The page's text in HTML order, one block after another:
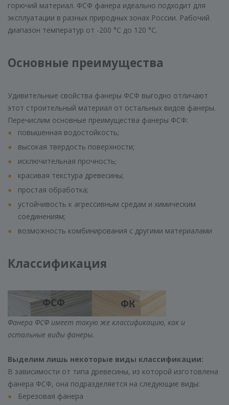
горючий материал. ФСФ фанера идеально подходит для
эксплуатации в разных природных зонах России. Рабочий
диапазон температур от -200 °С до 120 °С.
Основные преимущества
Удивительные свойства фанеры ФСФ выгодно отличают
этот строительный материал от остальных видов фанеры.
Перечислим основные преимущества фанеры ФСФ:
повышенная водостойкость;
высокая твердость поверхности;
исключительная прочность;
красивая текстура древесины;
простая обработка;
устойчивость к агрессивным средам и химическим
соединениям;
возможность комбинирования с другими материалами
Классификация
Фанера ФСФ имеет такую же классификацию, как и
остальные виды фанеры.
Выделим лишь некоторые виды классификации:
В зависимости от типа древесины, из которой изготовлена
фанера ФСФ, она подразделяется на следующие виды:
Березовая фанера